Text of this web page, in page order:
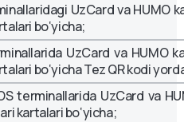
UzCard va HUMO
bo‘yicha;
UzCard va HUMO
bo‘yicha Tez QR kodi
terminallarida UzCard va
kartalari bo‘yicha;